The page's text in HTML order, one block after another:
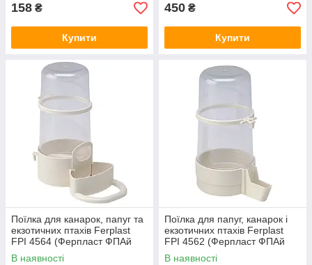
158 ₴
Купити
450 ₴
Купити
Поїлка для канарок, папуг та
екзотичних птахів Ferplast
FPI 4564 (Ферпласт ФПАй
4564)
В наявності
Поїлка для папуг, канарок і
екзотичних птахів Ferplast
FPI 4562 (Ферпласт ФПАй
4562)
В наявності